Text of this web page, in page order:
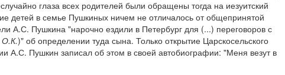
глаза всех родителей были обращены тогда на иезуитский
детей в семье Пушкиных ничем не отличалось от общепринятой
А.С. Пушкина "нарочно ездили в Петербург для (...) переговоров с
О.К.)" об определении туда сына. Только открытие Царскосельского
А.С. Пушкин записал об этом в своей автобиографии: "Меня везут в